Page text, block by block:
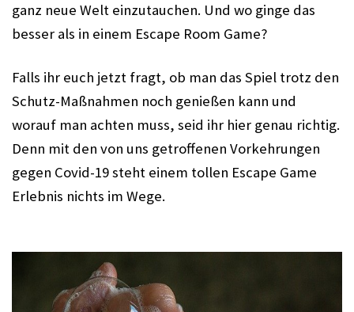
ganz neue Welt einzutauchen. Und wo ginge das
besser als in einem Escape Room Game?
Falls ihr euch jetzt fragt, ob man das Spiel trotz den
Schutz-Maßnahmen noch genießen kann und
worauf man achten muss, seid ihr hier genau richtig.
Denn mit den von uns getroffenen Vorkehrungen
gegen Covid-19 steht einem tollen Escape Game
Erlebnis nichts im Wege.